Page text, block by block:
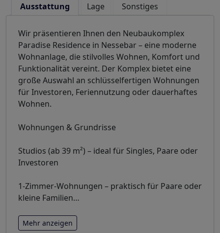
Ausstattung Lage Sonstiges
Wir präsentieren Ihnen den Neubaukomplex
Paradise Residence in Nessebar – eine moderne
Wohnanlage, die stilvolles Wohnen, Komfort und
Funktionalität vereint. Der Komplex bietet eine
große Auswahl an schlüsselfertigen Wohnungen
für Investoren, Feriennutzung oder dauerhaftes
Wohnen.
Wohnungen & Grundrisse
Studios (ab 39 m²) – ideal für Singles, Paare oder
Investoren
1-Zimmer-Wohnungen – praktisch für Paare oder
kleine Familien…
Mehr anzeigen